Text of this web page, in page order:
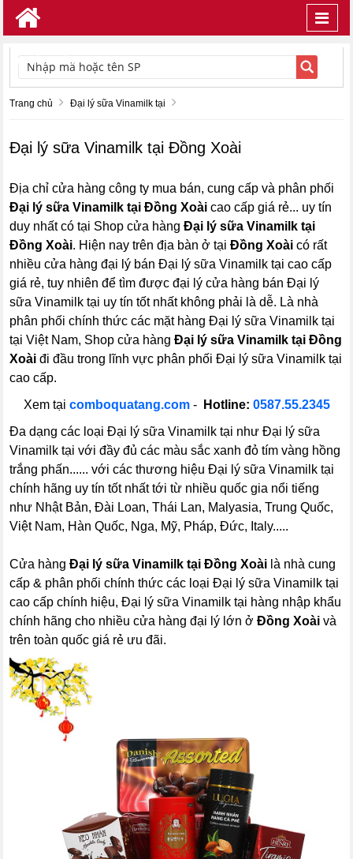
TÌM KIẾM
Trang chủ Đại lý sữa Vinamilk tại
Đại lý sữa Vinamilk tại Đồng Xoài
Địa chỉ cửa hàng công ty mua bán, cung cấp và phân phối
Đại lý sữa Vinamilk tại Đồng Xoài cao cấp giá rẻ... uy tín
duy nhất có tại Shop cửa hàngĐại lý sữa Vinamilk tại
Đồng Xoài. Hiện nay trên địa bàn ở tạiĐồng Xoài có rất
nhiều cửa hàng đại lý bán Đại lý sữa Vinamilk tại cao cấp
giá rẻ, tuy nhiên để tìm được đại lý cửa hàng bán Đại lý
sữa Vinamilk tại uy tín tốt nhất không phải là dễ. Là nhà
phân phối chính thức các mặt hàng Đại lý sữa Vinamilk tại
tại Việt Nam, Shop cửa hàngĐại lý sữa Vinamilk tại Đồng
Xoài đi đầu trong lĩnh vực phân phối Đại lý sữa Vinamilk tại
cao cấp.
Xem tại comboquatang.com- Hotline: 0587.55.2345
Đa dạng các loại Đại lý sữa Vinamilk tại như Đại lý sữa
Vinamilk tại với đầy đủ các màu sắc xanh đỏ tím vàng hồng
trắng phấn...... với các thương hiệu Đại lý sữa Vinamilk tại
chính hãng uy tín tốt nhất tới từ nhiều quốc gia nổi tiếng
như Nhật Bản, Đài Loan, Thái Lan, Malyasia, Trung Quốc,
Việt Nam, Hàn Quốc, Nga, Mỹ, Pháp, Đức, Italy.....
Cửa hàngĐại lý sữa Vinamilk tại Đồng Xoài là nhà cung
cấp & phân phối chính thức các loại Đại lý sữa Vinamilk tại
cao cấp chính hiệu, Đại lý sữa Vinamilk tại hàng nhập khẩu
chính hãng cho nhiều cửa hàng đại lý lớn ởĐồng Xoài và
trên toàn quốc giá rẻ ưu đãi.